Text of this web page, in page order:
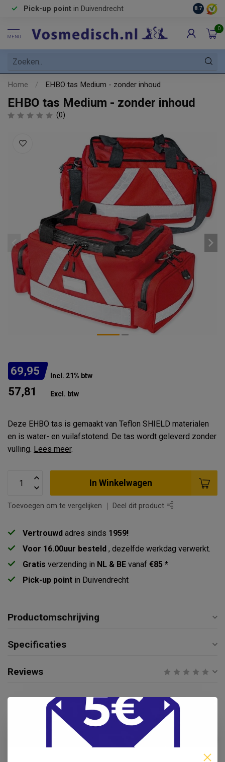
Pick-up point in Duivendrecht 8.7
MENU
0
Home / EHBO tas Medium - zonder inhoud
EHBO tas Medium - zonder inhoud
(0)
69,95 Incl. 21% btw
57,81 Excl. btw
Deze EHBO tas is gemaakt van Teflon SHIELD materialen
en is water- en vuilafstotend. De tas wordt geleverd zonder
vulling. Lees meer.
In Winkelwagen
Toevoegen om te vergelijken Deel dit product
Vertrouwd adres sinds 1959!
Voor 16.00uur besteld , dezelfde werkdag verwerkt.
Gratis verzending in NL & BE vanaf €85 *
Pick-up point in Duivendrecht
Productomschrijving
Specificaties
Reviews
Gerelateerde producten
EHBO Tas "Middel"
Waterdicht
.